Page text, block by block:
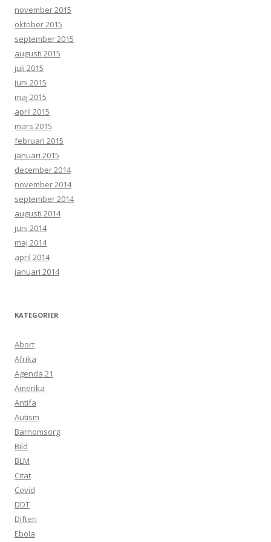
november 2015
oktober 2015
september 2015
augusti 2015
juli 2015
juni 2015
maj 2015
april 2015
mars 2015
februari 2015
januari 2015
december 2014
november 2014
september 2014
augusti 2014
juni 2014
maj 2014
april 2014
januari 2014
KATEGORIER
Abort
Afrika
Agenda 21
Amerika
Antifa
Autism
Barnomsorg
Bild
BLM
Citat
Covid
DDT
Difteri
Ebola